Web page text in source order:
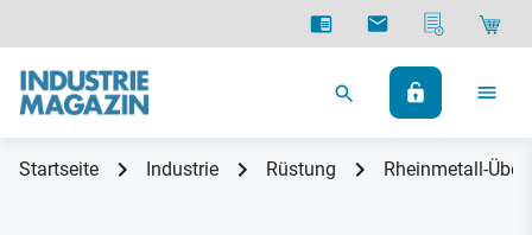
Startseite Industrie Rüstung Rheinmetall-